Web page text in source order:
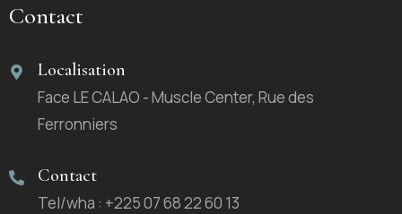
Contact
Localisation
Face LE CALAO - Muscle Center, Rue des
Ferronniers
Contact
Tel/wha : +225 07 68 22 60 13